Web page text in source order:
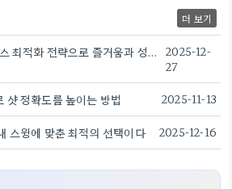
더 보기
파크골프 피팅 문화와 코스 최적화 전략으로 즐거움과 성과를 함께
2025-12-
27
샷 정확도를 높이는 방법 2025-11-13
스윙에 맞춘 최적의 선택이다 2025-12-16